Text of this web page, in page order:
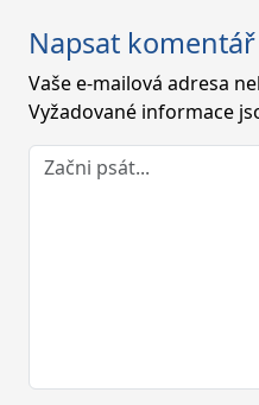
Napsat komentář
Vaše e-mailová adresa
Vyžadované informace